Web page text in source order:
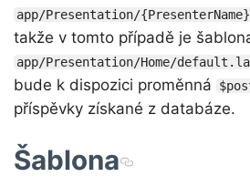
app/Presentation/
takže v tomto případě je
app/Presentation/Home/
bude k dispozici proměnná
příspěvky získané z databáze.
Šablona